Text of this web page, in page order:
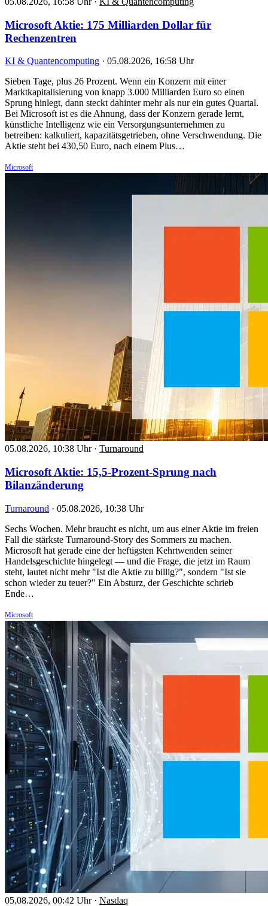
Microsoft Aktie: 175 Milliarden Dollar für
Rechenzentren
KI & Quantencomputing · 05.08.2026, 16:58 Uhr
Sieben Tage, plus 26 Prozent. Wenn ein Konzern mit einer
Marktkapitalisierung von knapp 3.000 Milliarden Euro so einen
Sprung hinlegt, dann steckt dahinter mehr als nur ein gutes Quartal.
Bei Microsoft ist es die Ahnung, dass der Konzern gerade lernt,
künstliche Intelligenz wie ein Versorgungsunternehmen zu
betreiben: kalkuliert, kapazitätsgetrieben, ohne Verschwendung. Die
Aktie steht bei 430,50 Euro, nach einem Plus…
Microsoft
05.08.2026, 10:38 Uhr · Turnaround
Microsoft Aktie: 15,5-Prozent-Sprung nach
Bilanzänderung
Turnaround · 05.08.2026, 10:38 Uhr
Sechs Wochen. Mehr braucht es nicht, um aus einer Aktie im freien
Fall die stärkste Turnaround-Story des Sommers zu machen.
Microsoft hat gerade eine der heftigsten Kehrtwenden seiner
Handelsgeschichte hingelegt — und die Frage, die jetzt im Raum
steht, lautet nicht mehr "Ist die Aktie zu billig?", sondern "Ist sie
schon wieder zu teuer?" Ein Absturz, der Geschichte schrieb
Ende…
Microsoft
05.08.2026, 00:42 Uhr · Nasdaq